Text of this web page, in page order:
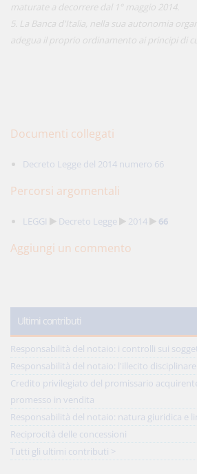
maturate a decorrere dal 1° maggio 2014.
5. La Banca d'Italia, nella sua autonomia
adegua il proprio ordinamento ai principi di
Documenti collegati
Decreto Legge del 2014 numero 66
Percorsi argomentali
LEGGI Decreto Legge 2014 66
Aggiungi un commento
Ultimi contributi
Responsabilità del notaio: i controlli sui
Responsabilità del notaio: l'illecito
Credito privilegiato del promissario
promesso in vendita
Responsabilità del notaio: natura giuridica e
Reciprocità delle concessioni
Tutti gli ultimi contributi >